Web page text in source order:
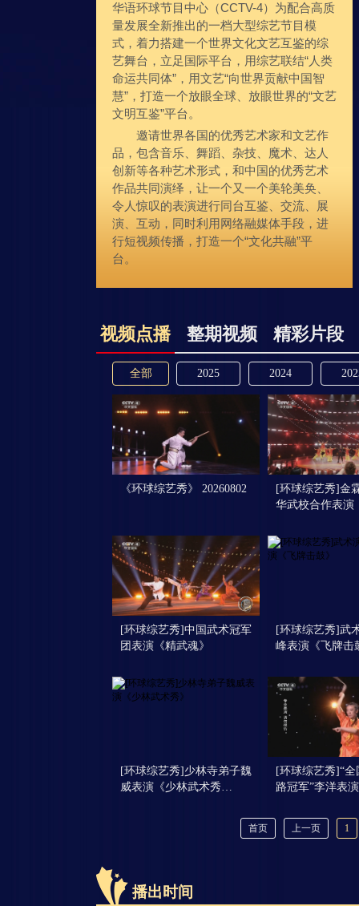
华语环球节目中心（CCTV-4）为配合高质
量发展全新推出的一档大型综艺节目模
式，着力搭建一个世界文化文艺互鉴的综
艺舞台，立足国际平台，用综艺联结“人类
命运共同体”，用文艺“向世界贡献中国智
慧”，打造一个放眼全球、放眼世界的“文艺
文明互鉴”平台。
邀请世界各国的优秀艺术家和文艺作
品，包含音乐、舞蹈、杂技、魔术、达人
创新等各种艺术形式，和中国的优秀艺术
作品共同演绎，让一个又一个美轮美奂、
令人惊叹的表演进行同台互鉴、交流、展
演、互动，同时利用网络融媒体手段，进
行短视频传播，打造一个“文化共融”平
台。
视频点播 整期视频 精彩片段
全部 2025 2024
《环球综艺秀》 20260802
[环球综艺秀]金
华武校合作表
[环球综艺秀]中国武术冠军
团表演《精武魂》
[环球综艺秀]武
峰表演《飞牌击
[环球综艺秀]少林寺弟子魏
威表演《少林武术秀…
[环球综艺秀]“全
路冠军”李洋表
首页 上一页 1
播出时间